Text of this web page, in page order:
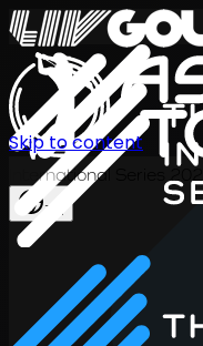
International Series 2026
ZH
Skip to content